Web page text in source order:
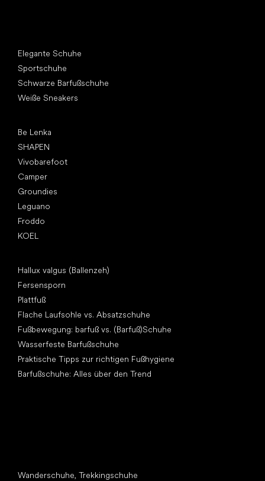
Elegante Schuhe
Sportschuhe
Schwarze Barfußschuhe
Weiße Sneakers
Be Lenka
SHAPEN
Vivobarefoot
Camper
Groundies
Leguano
Froddo
KOEL
Hallux valgus (Ballenzeh)
Fersensporn
Plattfuß
Flache Laufsohle vs. Absatzschuhe
Fußbewegung: barfuß vs. (Barfuß)Schuhe
Wasserfeste Barfußschuhe
Praktische Tipps zur richtigen Fußhygiene
Barfußschuhe: Alles über den Trend
Wanderschuhe, Trekkingschuhe